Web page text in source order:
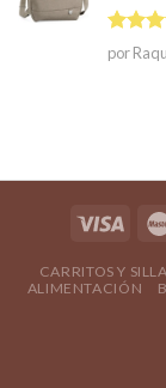
5
de 5
por
CARRITOS Y
ALIMENTACIÓN